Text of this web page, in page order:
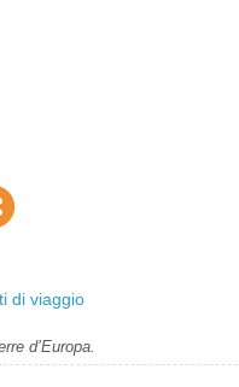
di viaggio
d’Europa.